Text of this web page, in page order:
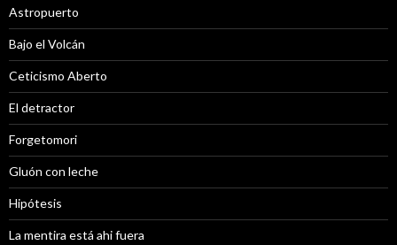
Astropuerto
Bajo el Volcán
Ceticismo Aberto
El detractor
Forgetomori
Gluón con leche
Hipótesis
La mentira está ahi fuera